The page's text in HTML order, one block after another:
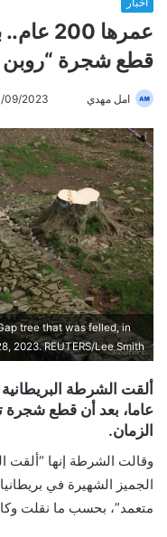
عمرها
قطع شجرة “روبن
امل مهدي
س
ل
ب
ر
ي
د
ا
إ
ل
ك
ت
و
ا
09/2023
tree that was felled, in
2023. REUTERS/Lee Smith
عاما، بعد أن قطع شجرة
الزمان.
وقالت الشرطة إنها
الجميز الشهيرة في
متعمد”، بحسب ما نقلت